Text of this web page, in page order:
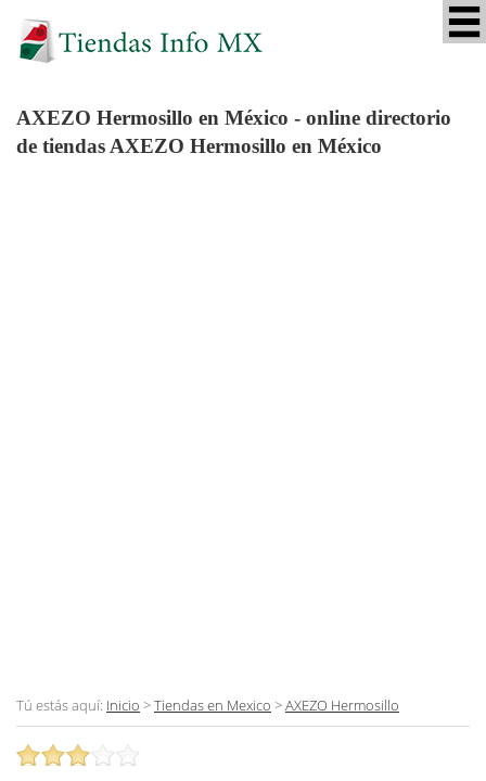
AXEZO Hermosillo en México - online directorio
de tiendas AXEZO Hermosillo en México
Tú estás aquí: Inicio >Tiendas en Mexico >AXEZO Hermosillo